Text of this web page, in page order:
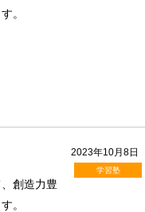
。
2023年10月8日
学習塾
創造力豊
。